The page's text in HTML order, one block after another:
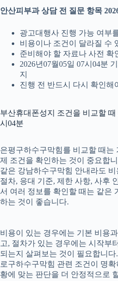
안산피부과 상담 전 질문 항목
광고대행사 진행 가능 여부
비용이나 조건이 달라질 수
준비해야 할 자료나 사전 확
2026년07월05일 07시04분
지
진행 전 반드시 다시 확인해
부산휴대폰성지 조건을 비교할 때
시04분
은평구하수구막힘를 비교할 때는
제 조건을 확인하는 것이 중요합
같은 강남하수구막힘 안내라도
절차, 응대 기준, 제한 사항, 사후
서 여러 정보를 확인할 때는 같은
하는 것이 좋습니다.
비용이 있는 경우에는 기본 비용
고, 절차가 있는 경우에는 시작부
되는지 살펴보는 것이 필요합니다
로구하수구막힘 관련 조건이 명
황에 맞는 판단을 더 안정적으로